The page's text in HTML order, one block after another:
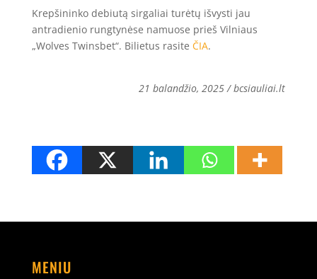
Krepšininko debiutą sirgaliai turėtų išvysti jau
antradienio rungtynėse namuose prieš Vilniaus
„Wolves Twinsbet“. Bilietus rasite ČIA.
21 balandžio, 2025 / bcsiauliai.lt
MENIU